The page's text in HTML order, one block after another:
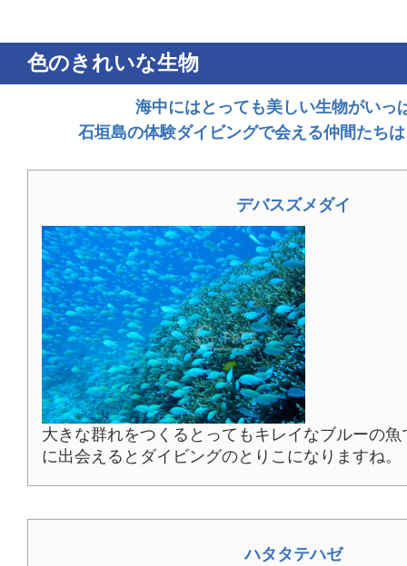
色のきれいな生物
海中にはとっても美しい生物がいっ
石垣島の体験ダイビングで会える仲間たち
デバスズメダイ
大きな群れをつくるとってもキレイなブルーの
に出会えるとダイビングのとりこになりますね。
ハタタテハゼ